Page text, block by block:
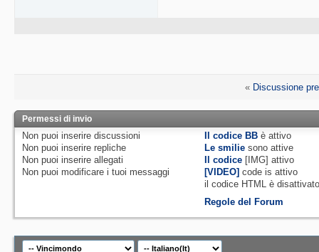
« Discussione
Permessi di invio
Non puoi inserire discussioni
Non puoi inserire repliche
Non puoi inserire allegati
Non puoi modificare i tuoi messaggi
Il codice BB èattivo
Le smilie sono attive
Il codice [IMG]attivo
[VIDEO] code isattivo
il codice HTML è
Regole del Forum